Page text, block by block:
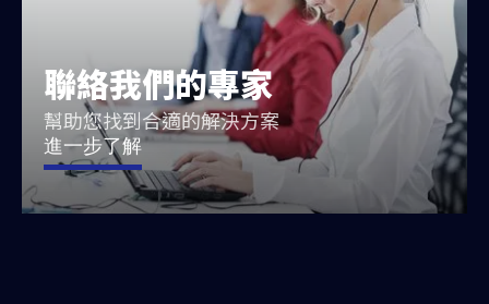
聯絡我們的專家
幫助您找到合適的解決方案
進一步了解